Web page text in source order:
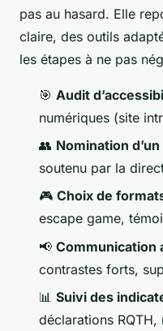
pas au hasard. Elle
claire, des outils
les étapes à ne pas
🎯 Audit
numériques (site
👥 Nomination
soutenu par la
🎮 Choix de
escape game,
📢 Communication
contrastes forts,
📊 Suivi des
déclarations